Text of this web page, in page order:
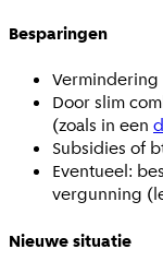
Besparingen
Door slim
(zoals in een
Subsidies of
Eventueel:
vergunning
Nieuwe situatie